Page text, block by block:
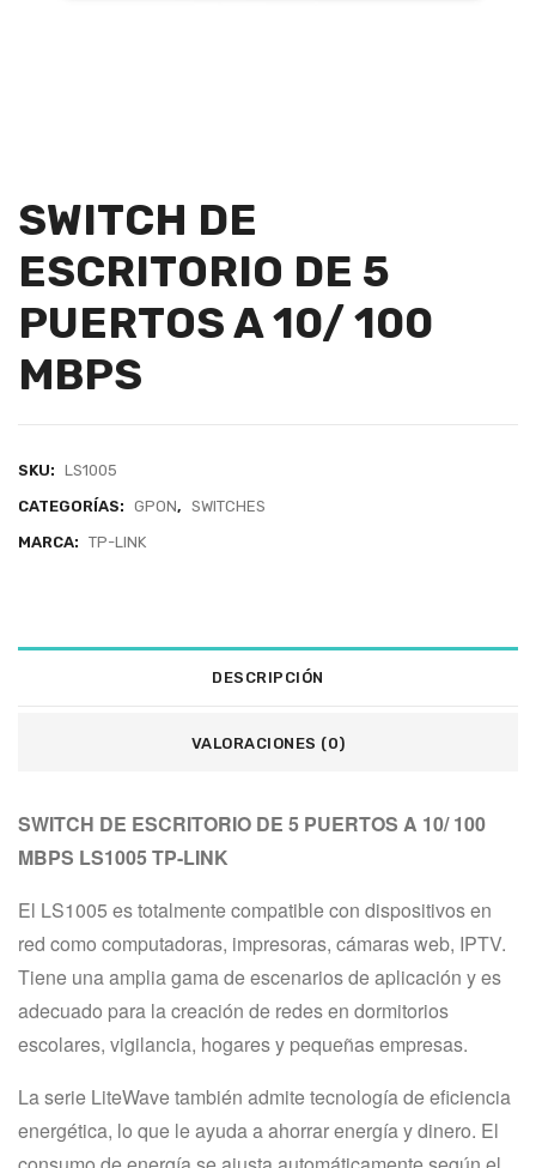
SWITCH DE
ESCRITORIO DE 5
PUERTOS A 10/ 100
MBPS
SKU: LS1005
CATEGORÍAS: GPON, SWITCHES
MARCA: TP-LINK
DESCRIPCIÓN
VALORACIONES (0)
SWITCH DE ESCRITORIO DE 5 PUERTOS A 10/ 100
MBPS LS1005 TP-LINK
El LS1005 es totalmente compatible con dispositivos en
red como computadoras, impresoras, cámaras web, IPTV.
Tiene una amplia gama de escenarios de aplicación y es
adecuado para la creación de redes en dormitorios
escolares, vigilancia, hogares y pequeñas empresas.
La serie LiteWave también admite tecnología de eficiencia
energética, lo que le ayuda a ahorrar energía y dinero. El